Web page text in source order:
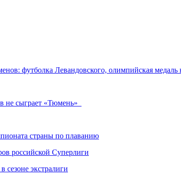
футболка Левандовского, олимпийская медаль
не сыграет «Тюмень»
страны по плаванию
российской Суперлиги
сезоне экстралиги